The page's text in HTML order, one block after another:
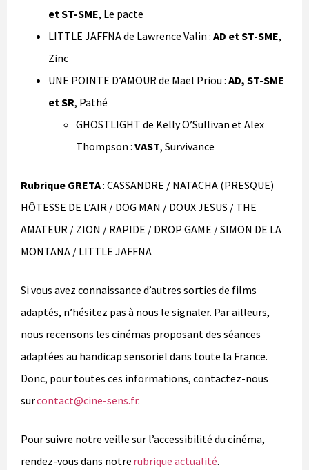
et ST-SME, Le pacte
LITTLE JAFFNA de Lawrence Valin : AD et ST-SME,
Zinc
UNE POINTE D’AMOUR de Maël Priou : AD, ST-SME
et SR, Pathé
GHOSTLIGHT de Kelly O’Sullivan et Alex
Thompson : VAST, Survivance
Rubrique GRETA: CASSANDRE / NATACHA (PRESQUE)
HÔTESSE DE L’AIR / DOG MAN / DOUX JESUS / THE
AMATEUR / ZION / RAPIDE / DROP GAME / SIMON DE LA
MONTANA / LITTLE JAFFNA
Si vous avez connaissance d’autres sorties de films
adaptés, n’hésitez pas à nous le signaler. Par ailleurs,
nous recensons les cinémas proposant des séances
adaptées au handicap sensoriel dans toute la France.
Donc, pour toutes ces informations, contactez-nous
surcontact@cine-sens.fr.
Pour suivre notre veille sur l’accessibilité du cinéma,
rendez-vous dans notre rubrique actualité.